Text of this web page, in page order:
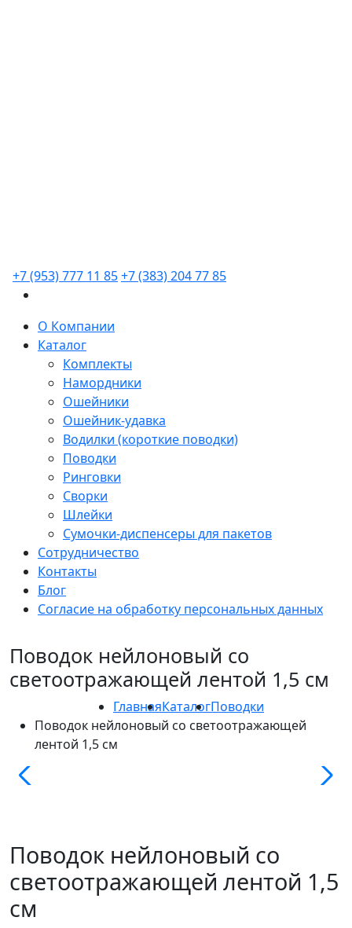
+7 (953) 777 11 85+7 (383) 204 77 85
О Компании
Каталог
Комплекты
Намордники
Ошейники
Ошейник-удавка
Водилки (короткие поводки)
Поводки
Ринговки
Сворки
Шлейки
Сумочки-диспенсеры для пакетов
Сотрудничество
Контакты
Блог
Согласие на обработку персональных данных
Поводок нейлоновый со
светоотражающей лентой 1,5 см
ГлавнаяКаталогПоводки
Поводок нейлоновый со светоотражающей
лентой 1,5 см
Поводок нейлоновый со
светоотражающей лентой 1,5
см